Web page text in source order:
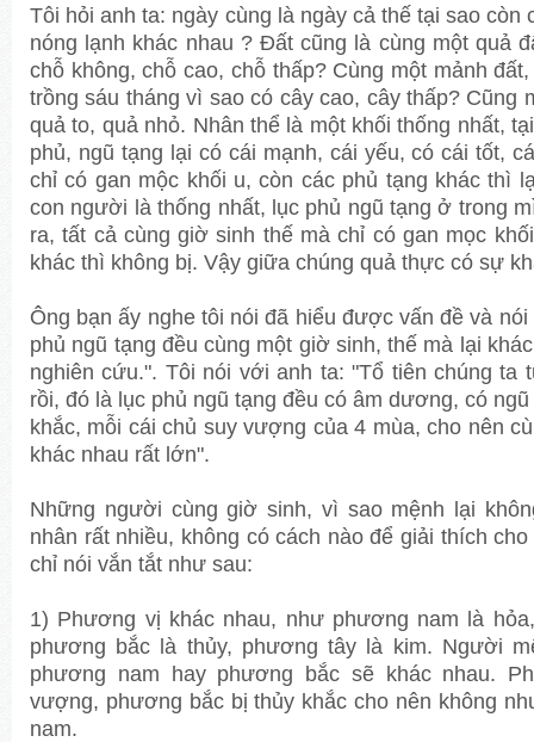
Tôi hỏi anh ta: ngày cùng là ngày cả thế tại sao còn
nóng lạnh khác nhau ? Ðất cũng là cùng một quả
chỗ không, chỗ cao, chỗ thấp? Cùng một mảnh
trồng sáu tháng vì sao có cây cao, cây thấp? Cũng
quả to, quả nhỏ. Nhân thể là một khối thống nhất,
phủ, ngũ tạng lại có cái mạnh, cái yếu, có cái tốt,
chỉ có gan mộc khối u, còn các phủ tạng khác thì
con người là thống nhất, lục phủ ngũ tạng ở trong
ra, tất cả cùng giờ sinh thế mà chỉ có gan mọc
khác thì không bị. Vậy giữa chúng quả thực có sự
Ông bạn ấy nghe tôi nói đã hiểu được vấn đề và
phủ ngũ tạng đều cùng một giờ sinh, thế mà lại
nghiên cứu.". Tôi nói với anh ta: "Tổ tiên chúng ta
rồi, đó là lục phủ ngũ tạng đều có âm dương, có
khắc, mỗi cái chủ suy vượng của 4 mùa, cho nên
khác nhau rất lớn".
Những người cùng giờ sinh, vì sao mệnh lại
nhân rất nhiều, không có cách nào để giải thích
chỉ nói vắn tắt như sau:
1) Phương vị khác nhau, như phương nam là
phương bắc là thủy, phương tây là kim. Người
phương nam hay phương bắc sẽ khác nhau.
vượng, phương bắc bị thủy khắc cho nên không
nam.